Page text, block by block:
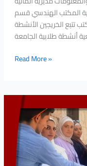
المكتب الهندسي قسم
تتبع الخريجين الأنشطة
أنشطة طلابية الجامعة
Read More »
(Students
Of
The
College
of
Architecture